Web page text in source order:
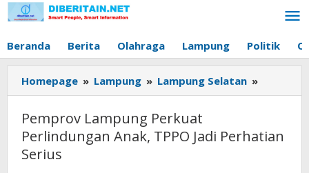
Lewati
ke
Beranda Berita Olahraga Lampung Politik
Homepage » Lampung » Lampung Selatan »
Lampung
Anak,
Pemprov Lampung Perkuat
Perlindungan Anak, TPPO Jadi Perhatian
Serius